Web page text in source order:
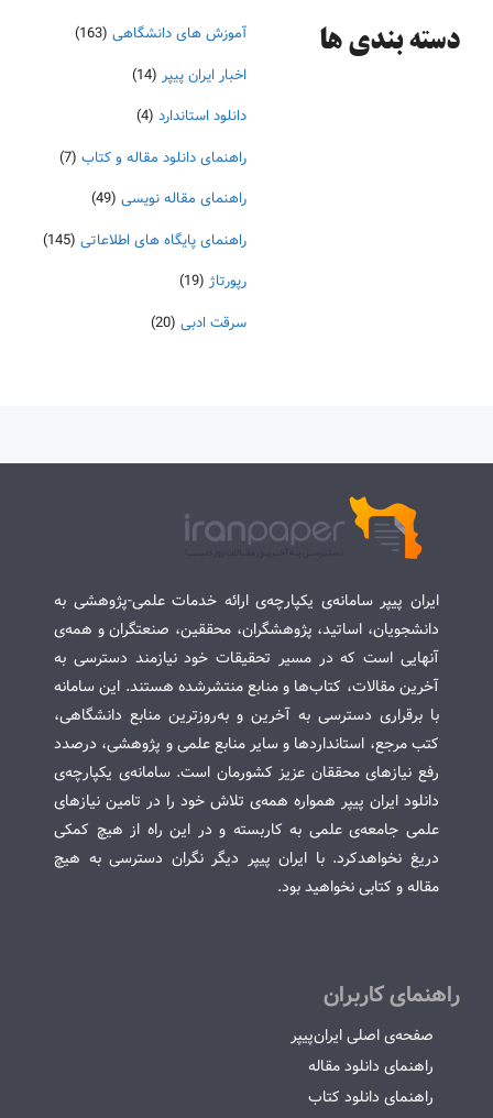
دسته‌ بندی ها آموزش های دانشگاهی (163)
اخبار ایران پیپر (14)
دانلود استاندارد (4)
راهنمای دانلود مقاله و کتاب (7)
راهنمای مقاله نویسی (49)
راهنمای پایگاه های اطلاعاتی (145)
رپورتاژ (19)
سرقت ادبی (20)
ایران پیپر سامانه‌ی یکپارچه‌ی ارائه خدمات علمی-پژوهشی به
دانشجویان، اساتید، پژوهشگران، محققین، صنعتگران و همه‌ی
آنهایی است که در مسیر تحقیقات خود نیازمند دسترسی به
آخرین مقالات، کتاب‌ها و منابع منتشرشده هستند. این سامانه
با برقراری دسترسی به آخرین و به‌روزترین منابع دانشگاهی،
کتب مرجع، استانداردها و سایر منابع علمی و پژوهشی، درصدد
رفع نیازهای محققان عزیز کشورمان است. سامانه‌ی یکپارچه‌ی
دانلود ایران پیپر همواره همه‌ی تلاش خود را در تامین نیازهای
علمی جامعه‌ی علمی به کاربسته و در این راه از هیچ کمکی
دریغ نخواهدکرد. با ایران پیپر دیگر نگران دسترسی به هیچ
مقاله و کتابی نخواهید بود.
راهنمای کاربران
صفحه‌ی اصلی ایران‌پیپر
راهنمای دانلود مقاله
راهنمای دانلود کتاب